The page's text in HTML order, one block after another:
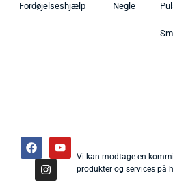
Fordøjelseshjælp Negle
Vi kan modtage en
produkter og services på